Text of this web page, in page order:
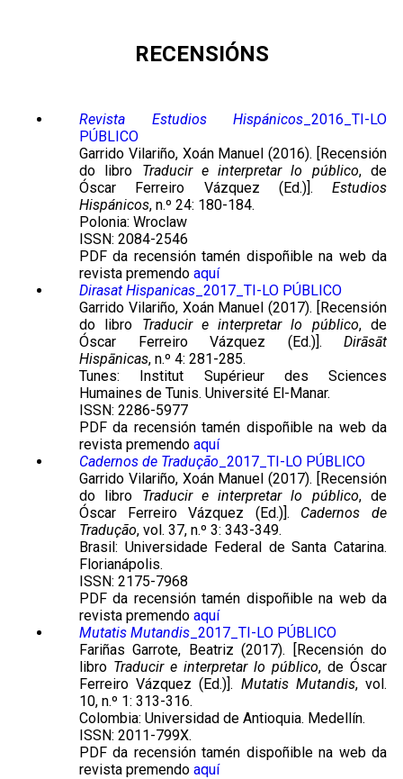
RECENSIÓNS
Revista Estudios Hispánicos _2016_TI-LO
PÚBLICO
Garrido Vilariño, Xoán Manuel (2016). [Recensión
do libro Traducir e interpretar lo público, de
Óscar Ferreiro Vázquez (Ed.)]. Estudios
Hispánicos, n.º 24: 180-184.
Polonia: Wroclaw
ISSN: 2084-2546
PDF da recensión tamén dispoñible na web da
revista premendo aquí
Dirasat Hispanicas _2017_TI-LO PÚBLICO
Garrido Vilariño, Xoán Manuel (2017). [Recensión
do libro Traducir e interpretar lo público, de
Óscar Ferreiro Vázquez (Ed.)]. Dirāsāt
Hispānicas, n.º 4: 281-285.
Tunes: Institut Supérieur des Sciences
Humaines de Tunis. Université El-Manar.
ISSN: 2286-5977
PDF da recensión tamén dispoñible na web da
revista premendo aquí
Cadernos de Tradução _2017_TI-LO PÚBLICO
Garrido Vilariño, Xoán Manuel (2017). [Recensión
do libro Traducir e interpretar lo público, de
Óscar Ferreiro Vázquez (Ed.)]. Cadernos de
Tradução, vol. 37, n.º 3: 343-349.
Brasil: Universidade Federal de Santa Catarina.
Florianápolis.
ISSN: 2175-7968
PDF da recensión tamén dispoñible na web da
revista premendo aquí
Mutatis Mutandis _2017_TI-LO PÚBLICO
Fariñas Garrote, Beatriz (2017). [Recensión do
libro Traducir e interpretar lo público, de Óscar
Ferreiro Vázquez (Ed.)]. Mutatis Mutandis, vol.
10, n.º 1: 313-316.
Colombia: Universidad de Antioquia. Medellín.
ISSN: 2011-799X.
PDF da recensión tamén dispoñible na web da
revista premendo aquí